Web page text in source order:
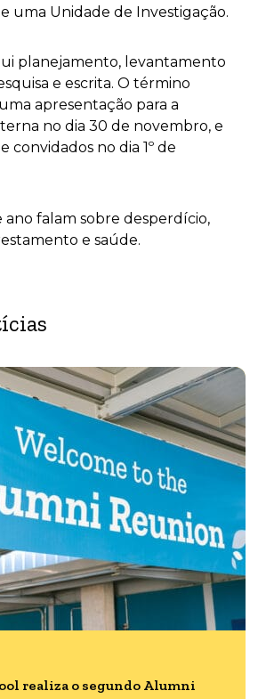
uma Unidade de Investigação.
planejamento, levantamento
e escrita. O término
apresentação para a
no dia 30 de novembro, e
convidados no dia 1º de
ano falam sobre desperdício,
e saúde.
realiza o segundo Alumni